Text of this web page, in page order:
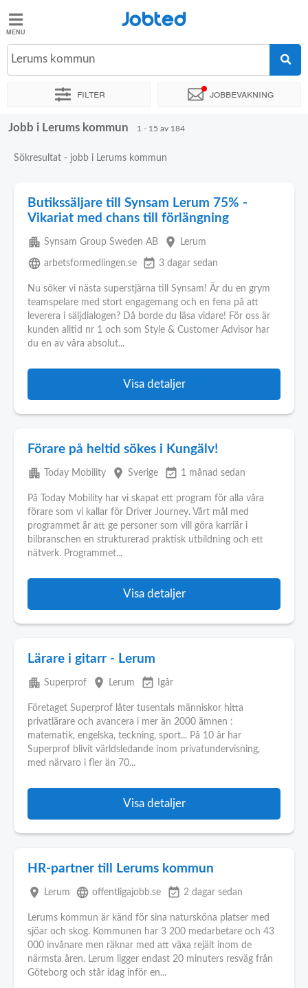
Jobted
Jobb
Jobted
Lerums kommun
Filter Jobbevakning
Sortera efter Företag
Jobb i Lerums kommun 1 - 15 av 184
Sökresultat - jobb i Lerums kommun
Butikssäljare till Synsam Lerum 75% -
Vikariat med chans till förlängning
apartment Synsam Group Sweden AB place Lerum
language arbetsformedlingen.se event_available 3 dagar sedan
Nu söker vi nästa superstjärna till Synsam! Är du en grym
teamspelare med stort engagemang och en fena på att
leverera i säljdialogen? Då borde du läsa vidare! För oss är
kunden alltid nr 1 och som Style & Customer Advisor har
du en av våra absolut...
Visa detaljer
Förare på heltid sökes i Kungälv!
apartment Today Mobility place Sverige event_available 1 månad sedan
På Today Mobility har vi skapat ett program för alla våra
förare som vi kallar för Driver Journey. Vårt mål med
programmet är att ge personer som vill göra karriär i
bilbranschen en strukturerad praktisk utbildning och ett
nätverk. Programmet...
Visa detaljer
Lärare i gitarr - Lerum
apartment Superprof place Lerum event_available Igår
Företaget Superprof låter tusentals människor hitta
privatlärare och avancera i mer än 2000 ämnen :
matematik, engelska, teckning, sport... På 10 år har
Superprof blivit världsledande inom privatundervisning,
med närvaro i fler än 70...
Visa detaljer
HR-partner till Lerums kommun
place Lerum language offentligajobb.se event_available 2 dagar sedan
Lerums kommun är känd för sina natursköna platser med
sjöar och skog. Kommunen har 3 200 medarbetare och 43
000 invånare men räknar med att växa rejält inom de
närmsta åren. Lerum ligger endast 20 minuters resväg från
Göteborg och står idag inför en...